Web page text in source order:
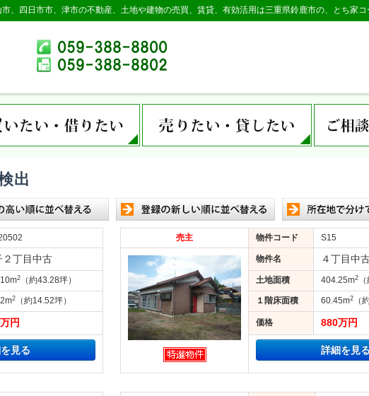
、四日市市、津市の不動産、土地や建物の売買、賃貸、有効活用は三重県鈴鹿市の、とち家
出
２丁目中古
2 （約43.28坪）
2 （約14.52坪）
円
見る
売主 物件コード S15
物件名 ４丁目中
土地面積 404.25m2
１階床面積 60.45m2 （
価格 880万円
詳細を見